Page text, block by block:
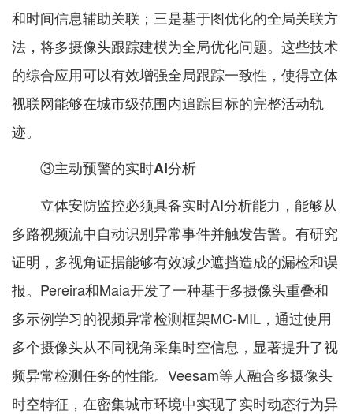
和时间信息辅助关联；三是基于图优化的全局关联方
法，将多摄像头跟踪建模为全局优化问题。这些技术
的综合应用可以有效增强全局跟踪一致性，使得立体
视联网能够在城市级范围内追踪目标的完整活动轨
迹。
③主动预警的实时AI分析
立体安防监控必须具备实时AI分析能力，能够从
多路视频流中自动识别异常事件并触发告警。有研究
证明，多视角证据能够有效减少遮挡造成的漏检和误
报。Pereira和Maia开发了一种基于多摄像头重叠和
多示例学习的视频异常检测框架MC‑MIL，通过使用
多个摄像头从不同视角采集时空信息，显著提升了视
频异常检测任务的性能。Veesam等人融合多摄像头
时空特征，在密集城市环境中实现了实时动态行为异